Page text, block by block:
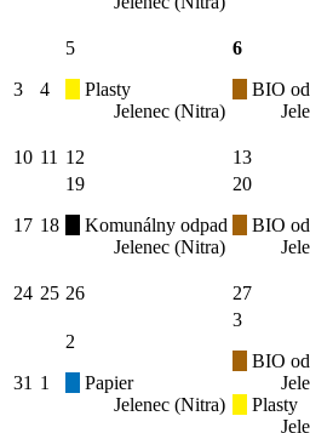
3 4
5
Plasty
Jelenec (Nitra)
6
BIO
10 11 12 13
17 18
19
Komunálny odpad
Jelenec (Nitra)
20
BIO
24 25 26 27
31 1
2
Papier
Jelenec (Nitra)
3
BIO
Plasty